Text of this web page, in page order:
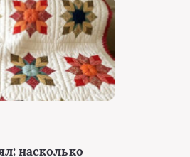
насколько